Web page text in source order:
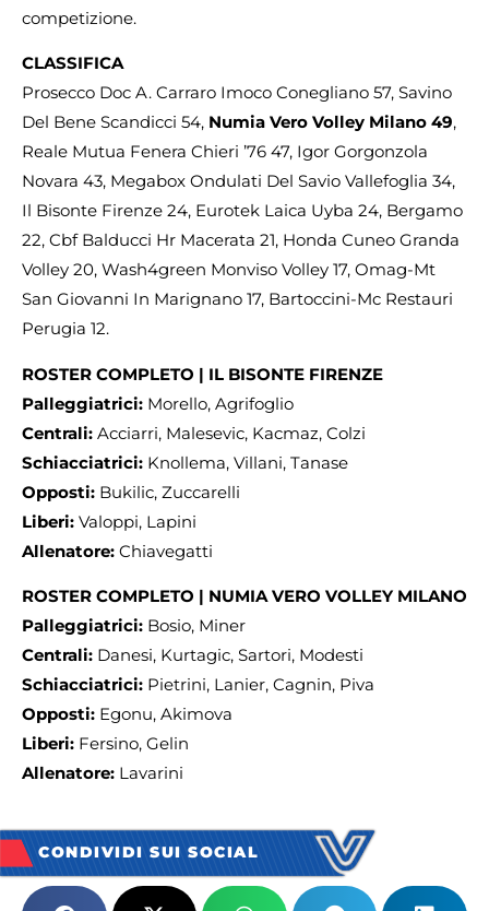
competizione.
CLASSIFICA
Prosecco Doc A. Carraro Imoco Conegliano 57, Savino
Del Bene Scandicci 54, Numia Vero Volley Milano 49,
Reale Mutua Fenera Chieri ’76 47, Igor Gorgonzola
Novara 43, Megabox Ondulati Del Savio Vallefoglia 34,
Il Bisonte Firenze 24, Eurotek Laica Uyba 24, Bergamo
22, Cbf Balducci Hr Macerata 21, Honda Cuneo Granda
Volley 20, Wash4green Monviso Volley 17, Omag-Mt
San Giovanni In Marignano 17, Bartoccini-Mc Restauri
Perugia 12.
ROSTER COMPLETO | IL BISONTE FIRENZE
Palleggiatrici: Morello, Agrifoglio
Centrali: Acciarri, Malesevic, Kacmaz, Colzi
Schiacciatrici: Knollema, Villani, Tanase
Opposti: Bukilic, Zuccarelli
Liberi: Valoppi, Lapini
Allenatore: Chiavegatti
ROSTER COMPLETO | NUMIA VERO VOLLEY MILANO
Palleggiatrici: Bosio, Miner
Centrali: Danesi, Kurtagic, Sartori, Modesti
Schiacciatrici: Pietrini, Lanier, Cagnin, Piva
Opposti: Egonu, Akimova
Liberi: Fersino, Gelin
Allenatore: Lavarini
CONDIVIDI SUI SOCIAL